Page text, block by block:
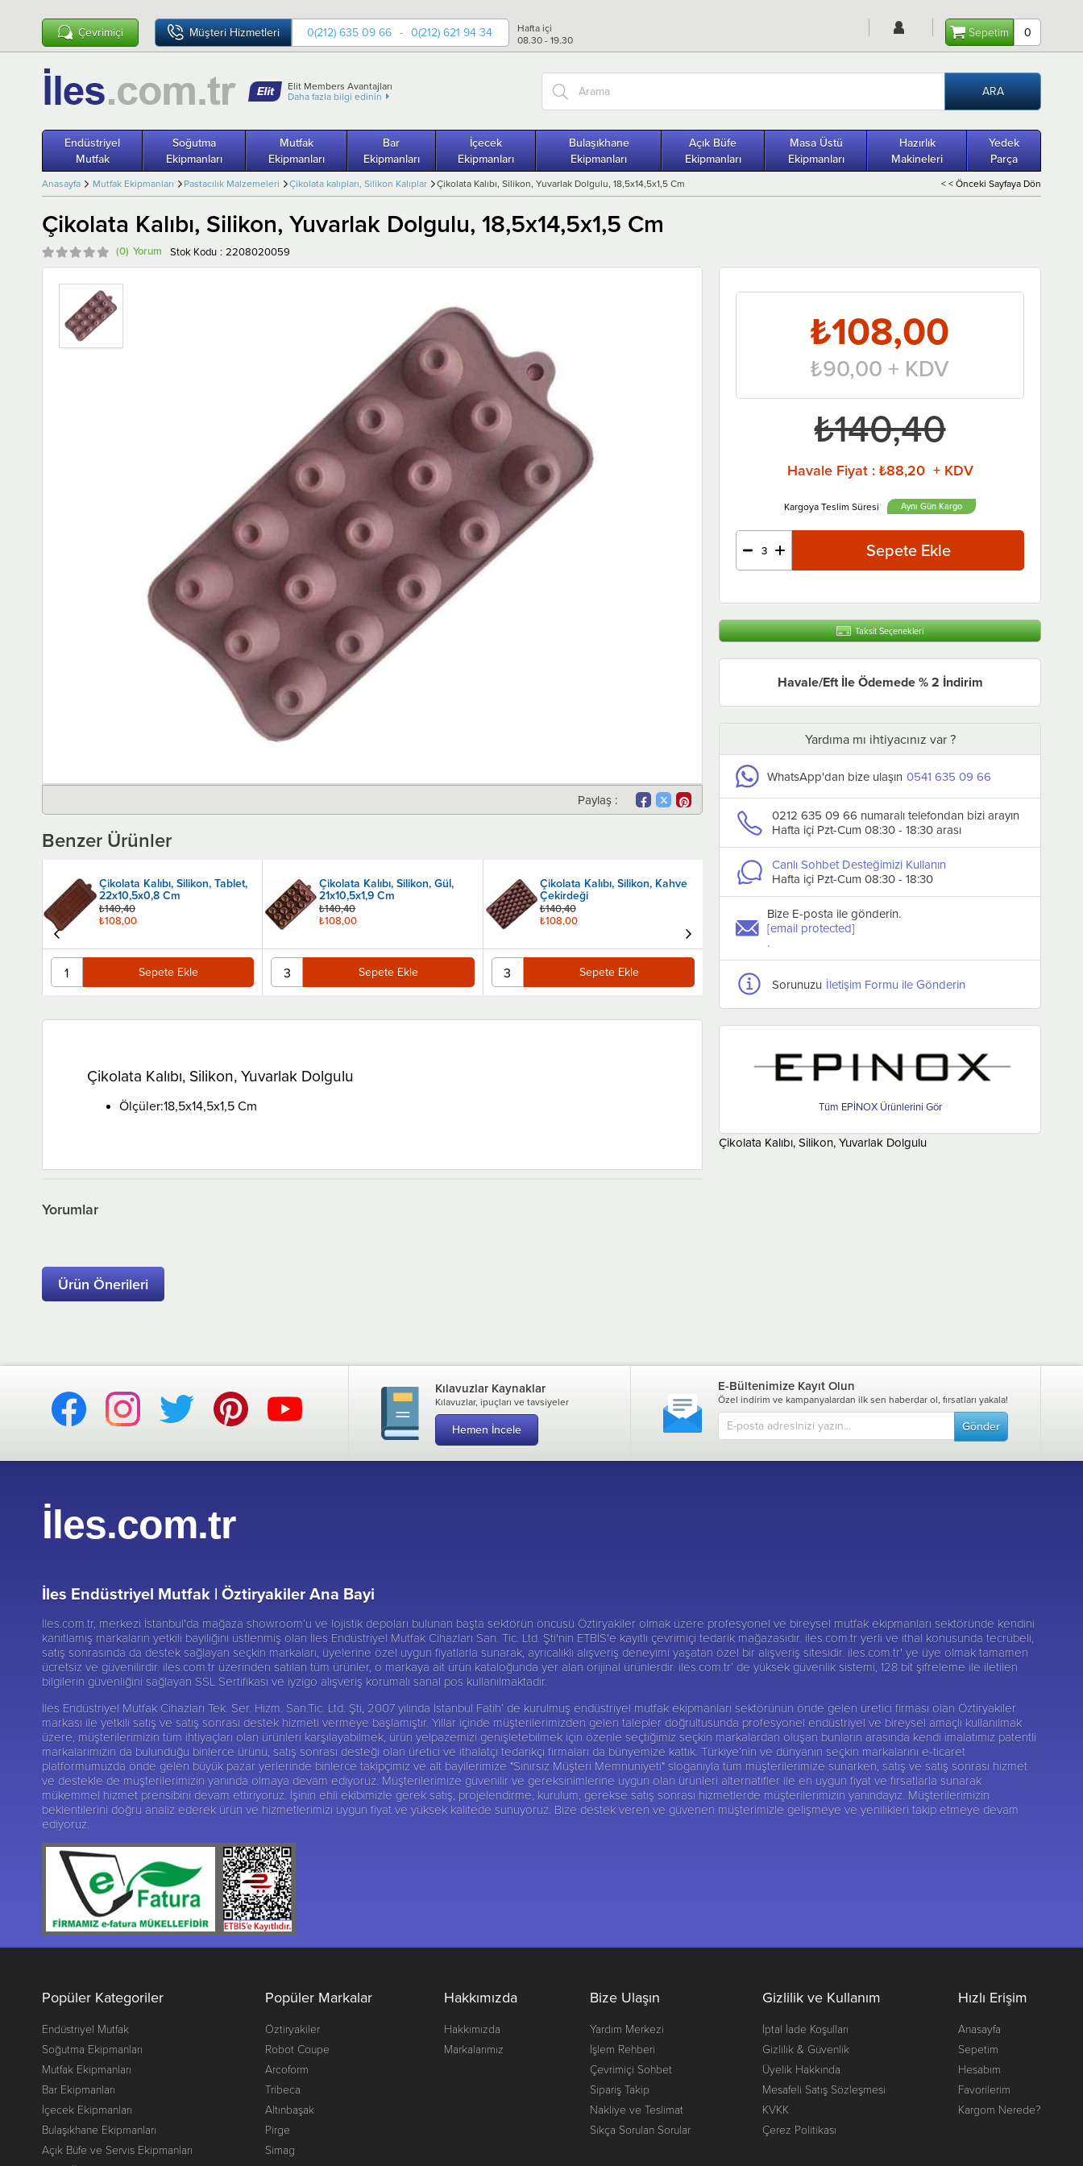
Çevrimiçi Müşteri Hizmetleri 0(212) 635 09 66 - 0(212) 621 94 34
Hafta içi
08.30 - 19.30
Sepetim 0
Elit Members Avantajları
Daha fazla bilgi edinin
Endüstriyel
Mutfak
Soğutma
Ekipmanları
Mutfak
Ekipmanları
Bar
Ekipmanları
İçecek
Ekipmanları
Bulaşıkhane
Ekipmanları
Açık Büfe
Ekipmanları
Masa Üstü
Ekipmanları
Hazırlık
Makineleri
Yedek
Parça
Anasayfa Mutfak Ekipmanları Pastacılık Malzemeleri Çikolata kalıpları, Silikon Kalıplar Çikolata Kalıbı, Silikon, Yuvarlak Dolgulu, 18,5x14,5x1,5 Cm < < Önceki Sayfaya Dön
Çikolata Kalıbı, Silikon, Yuvarlak Dolgulu, 18,5x14,5x1,5 Cm
(0) Stok Kodu 2208020059
Paylaş :
Benzer Ürünler
Çikolata Kalıbı, Silikon, Tablet,
22x10,5x0,8 Cm
₺108,00
₺140,40
Sepete Ekle
Çikolata Kalıbı, Silikon, Gül,
21x10,5x1,9 Cm
₺108,00
₺140,40
Sepete Ekle
Çikolata Kalıbı, Silikon, Kahve
Çekirdeği
₺108,00
₺140,40
Sepete Ekle
Çikolata Kalıbı, Silikon, Kalp,
21,2x10,6x2 Cm
₺108,00
₺140,40
Sepete Ekle
20,5x10,5x1 Cm
Sepete Ekle
Çikolata Kalıbı, Silikon, Yuvarlak Dolgulu
Ölçüler:18,5x14,5x1,5 Cm
Yorumlar
Ürün Önerileri
₺140,40
₺108,00
₺90,00 + KDV
Havale Fiyat : ₺88,20 + KDV
Aynı Gün
Taksit Seçenekleri
Havale/Eft İle Ödemede % 2 İndirim
Yardıma mı ihtiyacınız var ?
WhatsApp'dan bize ulaşın 0541 635 09 66
0212 635 09 66 numaralı telefondan bizi arayın
Hafta içi Pzt-Cum 08:30 - 18:30 arası
Canlı Sohbet Desteğimizi Kullanın
Hafta içi Pzt-Cum 08:30 - 18:30
Bize E-posta ile gönderin.
[email protected]
.
Sorunuzu İletişim Formu ile Gönderin
EPİNOX
Çikolata Kalıbı, Silikon, Yuvarlak Dolgulu
E-Bültenimize Kayıt Olun
Özel indirim ve kampanyalardan ilk sen haberdar ol, fırsatları yakala!
Gönder
Kılavuzlar Kaynaklar
Kılavuzlar, ipuçları ve tavsiyeler
Hemen İncele
İles.com.tr
İles Endüstriyel Mutfak | Öztiryakiler Ana Bayi
İles.com.tr, merkezi İstanbul'da mağaza showroom’u ve lojistik depoları bulunan başta sektörün öncüsü Öztiryakiler olmak üzere profesyonel ve bireysel mutfak ekipmanları sektöründe kendini
kanıtlamış markaların yetkili bayiliğini üstlenmiş olan İles Endüstriyel Mutfak Cihazları San. Tic. Ltd. Şti'nin ETBİS'e kayıtlı çevrimiçi tedarik mağazasıdır. iles.com.tr yerli ve ithal konusunda tecrübeli,
satış sonrasında da destek sağlayan seçkin markaları, üyelerine özel uygun fiyatlarla sunarak, ayrıcalıklı alışveriş deneyimi yaşatan özel bir alışveriş sitesidir. iles.com.tr' ye üye olmak tamamen
ücretsiz ve güvenilirdir. iles.com.tr üzerinden satılan tüm ürünler, o markaya ait ürün kataloğunda yer alan orijinal ürünlerdir. iles.com.tr’ de yüksek güvenlik sistemi, 128 bit şifreleme ile iletilen
bilgilerin güvenliğini sağlayan SSL Sertifikası ve iyzigo alışveriş korumalı sanal pos kullanılmaktadır.
İles Endüstriyel Mutfak Cihazları Tek. Ser. Hizm. San.Tic. Ltd. Şti, 2007 yılında İstanbul Fatih’ de kurulmuş endüstriyel mutfak ekipmanları sektörünün önde gelen üretici firması olan Öztiryakiler
markası ile yetkili satış ve satış sonrası destek hizmeti vermeye başlamıştır. Yıllar içinde müşterilerimizden gelen talepler doğrultusunda profesyonel endüstriyel ve bireysel amaçlı kullanılmak
üzere, müşterilerimizin tüm ihtiyaçları olan ürünleri karşılayabilmek, ürün yelpazemizi genişletebilmek için özenle seçtiğimiz seçkin markalardan oluşan bunların arasında kendi imalatımız patentli
markalarımızın da bulunduğu binlerce ürünü, satış sonrası desteği olan üretici ve ithalatçı tedarikçi firmaları da bünyemize kattık. Türkiye’nin ve dünyanın seçkin markalarını e-ticaret
platformumuzda önde gelen büyük pazar yerlerinde binlerce takipçimiz ve alt bayilerimize "Sınırsız Müşteri Memnuniyeti" sloganıyla tüm müşterilerimize sunarken, satış ve satış sonrası hizmet
ve destekle de müşterilerimizin yanında olmaya devam ediyoruz. Müşterilerimize güvenilir ve gereksinimlerine uygun olan ürünleri alternatifler ile en uygun fiyat ve fırsatlarla sunarak
mükemmel hizmet prensibini devam ettiriyoruz. İşinin ehli ekibimizle gerek satış, projelendirme, kurulum, gerekse satış sonrası hizmetlerde müşterilerimizin yanındayız. Müşterilerimizin
beklentilerini doğru analiz ederek ürün ve hizmetlerimizi uygun fiyat ve yüksek kalitede sunuyoruz. Bize destek veren ve güvenen müşterimizle gelişmeye ve yenilikleri takip etmeye devam
ediyoruz.
Popüler Kategoriler
Endüstriyel Mutfak
Soğutma Ekipmanları
Mutfak Ekipmanları
Bar Ekipmanları
İçecek Ekipmanları
Bulaşıkhane Ekipmanları
Açık Büfe ve Servis Ekipmanları
Popüler Markalar
Öztiryakiler
Robot Coupe
Arcoform
Tribeca
Altınbaşak
Pirge
Simag
Hakkımızda
Hakkımızda
Markalarımız
Bize Ulaşın
Yardım Merkezi
İşlem Rehberi
Çevrimiçi Sohbet
Sipariş Takip
Nakliye ve Teslimat
Sıkça Sorulan Sorular
Gizlilik ve Kullanım
İptal İade Koşulları
Gizlilik & Güvenlik
Üyelik Hakkında
Mesafeli Satış Sözleşmesi
KVKK
Çerez Politikası
Hızlı Erişim
Anasayfa
Sepetim
Hesabım
Favorilerim
Kargom Nerede?